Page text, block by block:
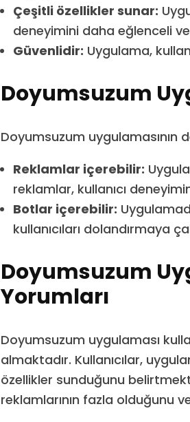
Çeşitli özellikler sunar:
deneyimini daha eğlenceli
Güvenlidir: Uygulama,
Doyumsuzum
Doyumsuzum uygulamasının
Reklamlar içerebilir:
reklamlar, kullanıcı
Botlar içerebilir:
kullanıcıları dolandırmaya
Doyumsuzum
Yorumları
Doyumsuzum uygulaması
almaktadır. Kullanıcılar,
özellikler sunduğunu
reklamlarının fazla olduğunu